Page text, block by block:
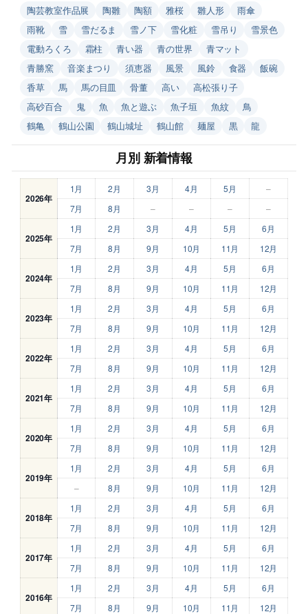
陶芸教室作品展
陶雛 陶額 雅桜 雛人形
雨傘
雨靴
雪 雪だるま 雪ノ下 雪化粧 雪吊り
雪景色
電動ろくろ
霜柱 青い器 青の世界
青マット
青勝窯
音楽まつり 須恵器 風景 風鈴 食器
飯碗
香草
馬 馬の目皿 骨董 高い
高松張り子
高砂百合
鬼 魚 魚と遊ぶ 魚子垣 魚紋
鳥
鶴亀
鶴山公園 鶴山城址 鶴山館 麺屋 黒 龍
月別 新着情報
2026年
1月 2月 3月 4月 5月
–
7月
8月 – – – –
2025年
1月 2月 3月 4月 5月
6月
7月
8月 9月 10月 11月 12月
2024年
1月 2月 3月 4月 5月
6月
7月
8月 9月 10月 11月 12月
2023年
1月 2月 3月 4月 5月
6月
7月
8月 9月 10月 11月 12月
2022年
1月 2月 3月 4月 5月
6月
7月
8月 9月 10月 11月 12月
2021年
1月 2月 3月 4月 5月
6月
7月
8月 9月 10月 11月 12月
2020年
1月 2月 3月 4月 5月
6月
7月
8月 9月 10月 11月 12月
2019年
1月 2月 3月 4月 5月
6月
–
8月 9月 10月 11月 12月
2018年
1月 2月 3月 4月 5月
6月
7月
8月 9月 10月 11月 12月
2017年
1月 2月 3月 4月 5月
6月
7月
8月 9月 10月 11月 12月
2016年
1月 2月 3月 4月 5月
6月
7月
8月 9月 10月 11月 12月